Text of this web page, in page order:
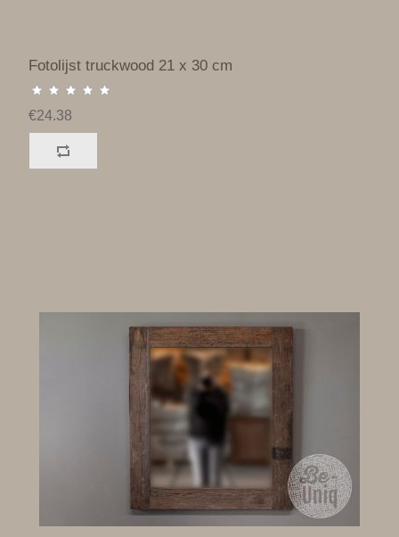
Fotolijst truckwood 21 x 30 cm
€24.38